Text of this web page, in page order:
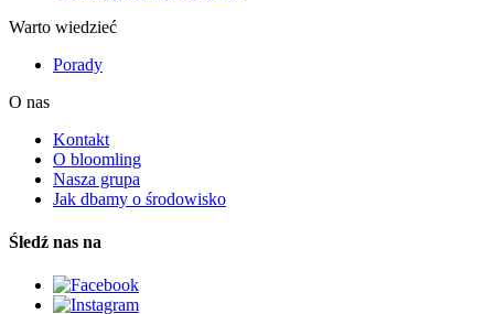
Warto wiedzieć
Porady
O nas
Kontakt
O bloomling
Nasza grupa
Jak dbamy o środowisko
Śledź nas na